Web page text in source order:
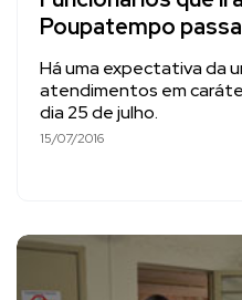
Poupatempo
Há uma expectativa da
atendimentos em
dia 25 de julho.
15/07/2016